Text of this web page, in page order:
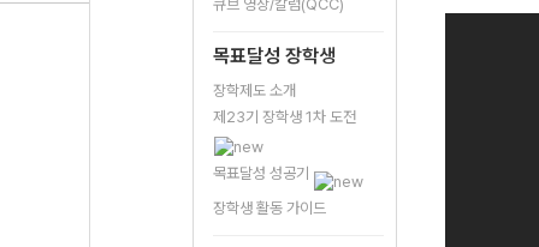
큐브 영상/칼럼(QCC)
목표달성 장학생
장학제도 소개
제23기 장학생 1차 도전
목표달성 성공기
장학생 활동 가이드